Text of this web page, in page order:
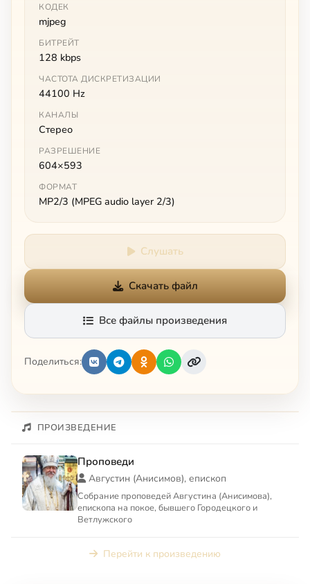
КОДЕК
mjpeg
БИТРЕЙТ
128 kbps
ЧАСТОТА ДИСКРЕТИЗАЦИИ
44100 Hz
КАНАЛЫ
Стерео
РАЗРЕШЕНИЕ
604×593
ФОРМАТ
MP2/3 (MPEG audio layer 2/3)
Слушать
Скачать файл
Все файлы произведения
Поделиться:
ПРОИЗВЕДЕНИЕ
Проповеди
Августин (Анисимов), епископ
Собрание проповедей Августина (Анисимова),
епископа на покое, бывшего Городецкого и
Ветлужского
Перейти к произведению